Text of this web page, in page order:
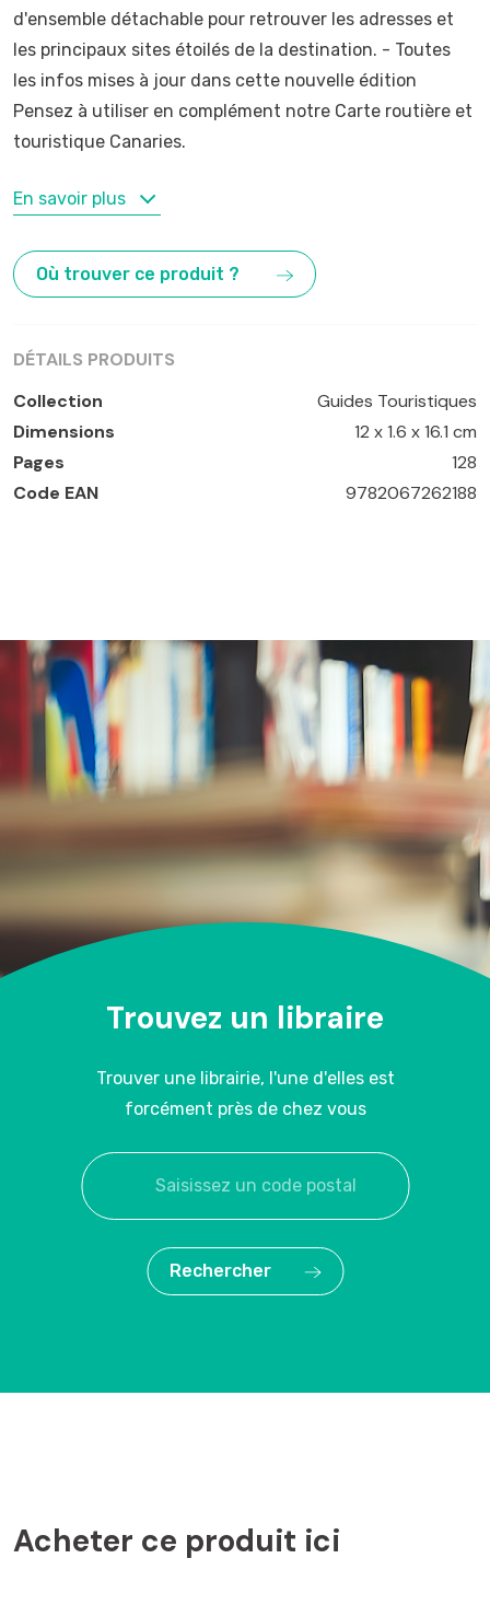
d'ensemble détachable pour retrouver les adresses et
les principaux sites étoilés de la destination. - Toutes
les infos mises à jour dans cette nouvelle édition
Pensez à utiliser en complément notre Carte routière et
touristique Canaries.
MOTS-CLÉS
En savoir plus
Où trouver ce produit ?
DÉTAILS PRODUITS
Collection
Guides Touristiques
Dimensions
12 x 1.6 x 16.1 cm
Pages
128
Code EAN
9782067262188
Trouvez un libraire
Trouver une librairie, l'une d'elles est
forcément près de chez vous
Rechercher
Acheter ce produit ici